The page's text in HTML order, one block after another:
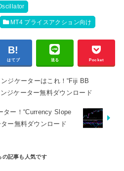
MT4 プライスアクション向け
はてブ 送る Pocket
ジケーターはこれ！“Fiji BB
ジケーター無料ダウンロード
ター！“Currency Slope
ー無料ダウンロード